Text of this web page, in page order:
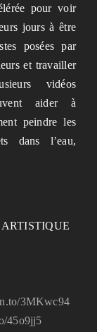
pour voir
jours à être
posées par
et travailler
vidéos
aider à
peindre les
dans l’eau,
3MKwc94
45o9jj5